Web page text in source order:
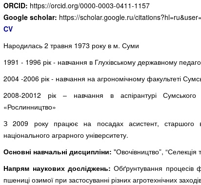
ORCID: https://orcid.org/0000-0003-0411-1157
Google scholar: https://scholar.google.ru/
CV
Народилась 2 травня 1973 року в м. Суми
1991 - 1996 рік - навчання в Глухівському державному
2004 -2006 рік - навчання на агрономічному факультеті
2008-20012 рік – навчання в аспірантурі Сумського
«Рослинництво»
З 2009 року працює на посадах асистент, старшого
національного аграрного університету.
Основні навчальні дисципліни:"Овочівництво”, “Селекція
Напрям наукових досліджень: Обґрунтування процесів
пшениці озимої при застосуванні різних агротехнічних